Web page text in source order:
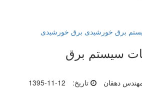
سیستم برق
دهقان تاریخ:
1395-11-12